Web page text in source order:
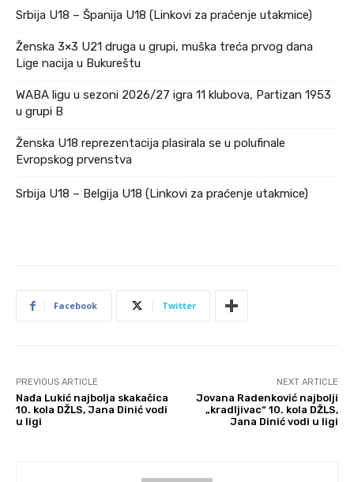
Srbija U18 – Španija U18 (Linkovi za praćenje utakmice)
Ženska 3×3 U21 druga u grupi, muška treća prvog dana
Lige nacija u Bukureštu
WABA ligu u sezoni 2026/27 igra 11 klubova, Partizan 1953
u grupi B
Ženska U18 reprezentacija plasirala se u polufinale
Evropskog prvenstva
Srbija U18 – Belgija U18 (Linkovi za praćenje utakmice)
Facebook Twitter
PREVIOUS ARTICLE
Nađa Lukić najbolja skakačica
10. kola DŽLS, Jana Dinić vodi
u ligi
NEXT ARTICLE
Jovana Radenković najbolji
„kradljivac“ 10. kola DŽLS,
Jana Dinić vodi u ligi